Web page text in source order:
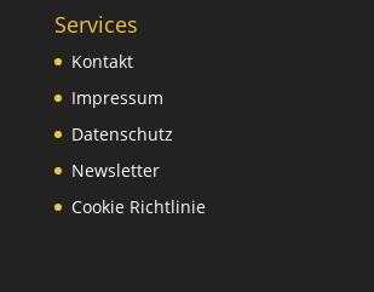
Services
Kontakt
Impressum
Datenschutz
Newsletter
Cookie Richtlinie